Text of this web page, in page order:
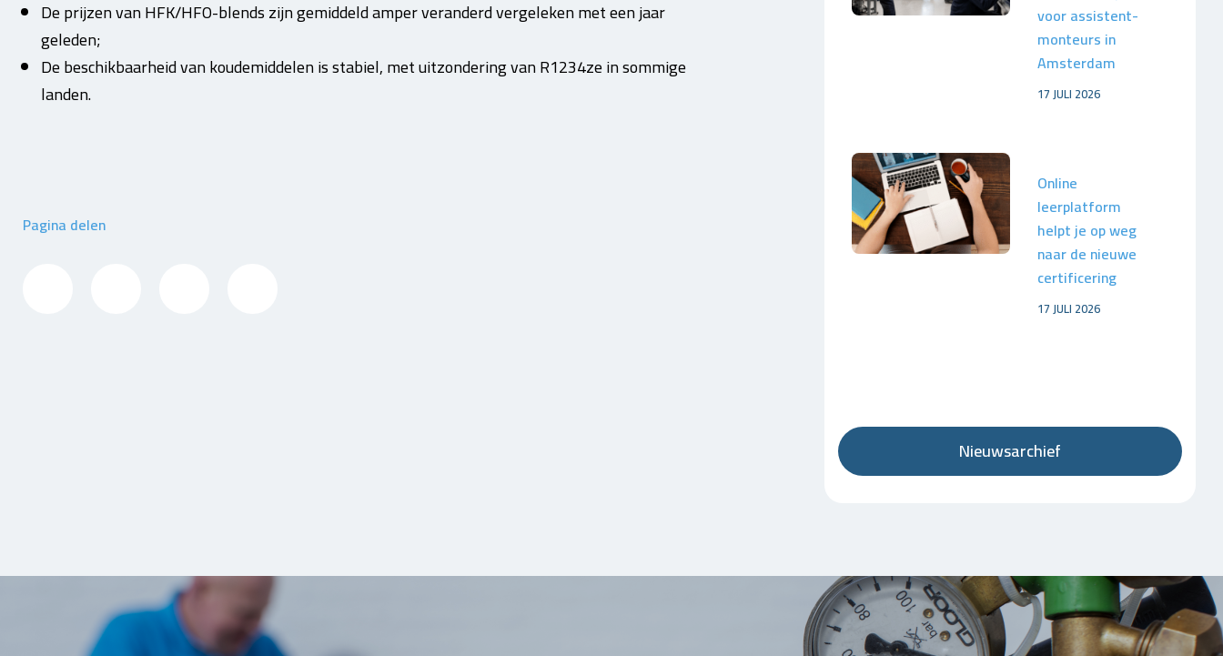
De prijzen van HFK/HFO-blends zijn gemiddeld amper veranderd vergeleken met een jaar
geleden;
De beschikbaarheid van koudemiddelen is stabiel, met uitzondering van R1234ze in sommige
landen.
Pagina delen
voor assistent-
monteurs in
Amsterdam
17 JULI 2026
Online
leerplatform
helpt je op weg
naar de nieuwe
certificering
17 JULI 2026
Nieuwsarchief